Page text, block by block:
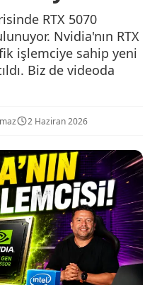
RTX 5070
Nvidia'nın RTX
işlemciye sahip yeni
Biz de videoda
2 Haziran 2026